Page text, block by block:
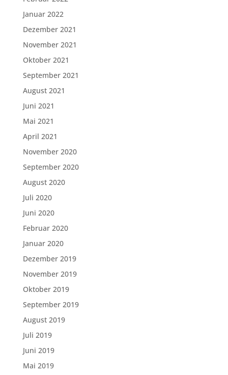
Januar 2022
Dezember 2021
November 2021
Oktober 2021
September 2021
August 2021
Juni 2021
Mai 2021
April 2021
November 2020
September 2020
August 2020
Juli 2020
Juni 2020
Februar 2020
Januar 2020
Dezember 2019
November 2019
Oktober 2019
September 2019
August 2019
Juli 2019
Juni 2019
Mai 2019